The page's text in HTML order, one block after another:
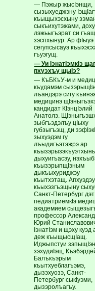
— Пэжыр жысIэнщи,
сызыхуеджэну
къыщыхэсхыну
сыкъихутэжами,
лэжьыгъэрат си
зэспхынур. Ар фIыуэ
сегупсысауэ
гъуэгущ.
— Уи IэнатIэмкIэ
пхуэхъу щыIэ?
— КъБКъУ-м и
къудамэм
лъандэрэ сигу
медицинэ
кандидат КIэнцIэлий
Анатолэ.
зыбгъэдэлъу цIыху
губзыгъэщ, ди
зыхуэдэм гу
лъыдигъэтэжрэ ар
дыхуигъасэу,
къызэрыпщIэным
дыкъыхуриджэу
къытхэтащ. Апхуэдэу
къыхэзгъэщыну
Санкт-Петербург дэт
педиатриемкIэ
академием
профессор
Юрий
IэнатIэм и щэху куэд
деж къыщысщIащ.
Иджыпстуи
зэхудиIэщ,
Балъкъэрым
къытхуеблагъэмэ,
дызэхуозэ, Санкт-
Петербург сыкIуэми,
дызэролъагъу.